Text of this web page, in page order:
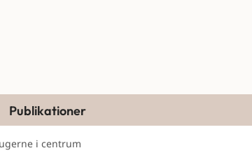
Publikationer
i centrum